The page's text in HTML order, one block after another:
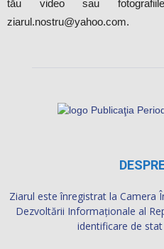
tău video sau
ziarul.nostru@yahoo.com.
Ziarul este înregistrat la Camera
Dezvoltării Informaţionale al
identificare de